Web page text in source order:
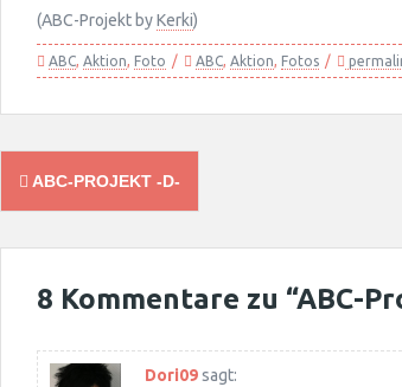
(ABC-Projekt byKerki)
ABC, Aktion, Foto ABC, Aktion, Fotos
Post
navigation
ABC-PROJEKT -D-
8 Kommentare zu “ABC-
Dori09sagt: